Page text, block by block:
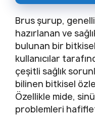
Brus şurup,
hazırlanan ve
bulunan bir
kullanıcılar
çeşitli sağlık
bilinen bitkisel
Özellikle mide,
problemleri